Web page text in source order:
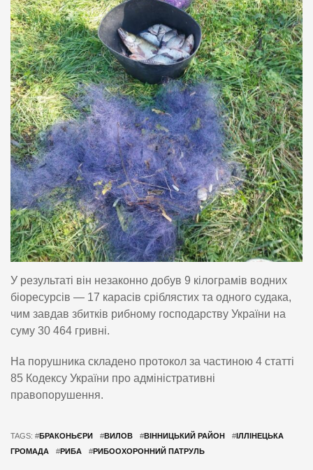
У результаті він незаконно добув 9 кілограмів водних
біоресурсів — 17 карасів сріблястих та одного судака,
чим завдав збитків рибному господарству України на
суму 30 464 гривні.
На порушника складено протокол за частиною 4 статті
85 Кодексу України про адміністративні
правопорушення.
TAGS: #БРАКОНЬЄРИ #ВИЛОВ #ВІННИЦЬКИЙ РАЙОН # ІЛЛІНЕЦЬКА
ГРОМАДА
#РИБА #РИБООХОРОННИЙ ПАТРУЛЬ